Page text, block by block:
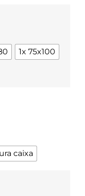
1x 75x100
caixa